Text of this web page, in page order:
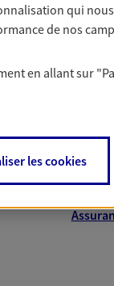
qui
de nos
en allant sur
les cookies